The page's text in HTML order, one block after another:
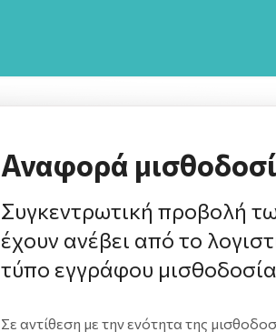
Αναφορά
Συγκεντρωτική προβολή
έχουν ανέβει από το
τύπο εγγράφου
Σε αντίθεση με την ενότητα της